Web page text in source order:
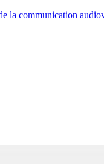
la communication